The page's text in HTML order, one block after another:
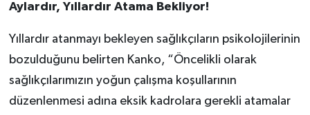
Aylardır, Yıllardır Atama Bekliyor!
Yıllardır atanmayı bekleyen sağlıkçıların psikolojilerinin
bozulduğunu belirten Kanko, “Öncelikli olarak
sağlıkçılarımızın yoğun çalışma koşullarının
düzenlenmesi adına eksik kadrolara gerekli atamalar